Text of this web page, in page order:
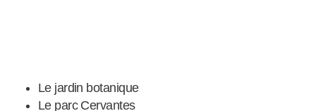
Le jardin botanique
Le parc Cervantes